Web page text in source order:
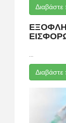
Διαβάστε
Διαβάστε